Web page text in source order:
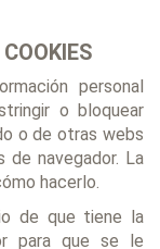
personal
o bloquear
o de otras webs
de navegador. La
hacerlo.
de que tiene la
para que se le